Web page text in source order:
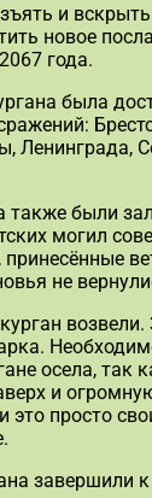
и
новое
года.
была
Ленинграда,
также были
могил
не
осела, так
и
это просто
завершили